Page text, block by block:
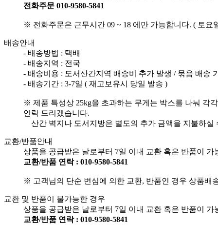
전화주문 010-9580-5841
※ 전화주문은 근무시간 09 ~ 18 에만 가능합니다. ( 토요
배송안내
- 배송방법 : 택배
- 배송지역 : 전국
- 배송비용 : 도서산간지역 배송비 추가 발생 / 묶음 배송
- 배송기간 : 3-7일 ( 재고보유시 당일 발송 )
※ 제품 특성상 25kg을 초과하는 무게는 박스를 나눠 각
연락 드리겠습니다.
산간 벽지나 도서지방은 별도의 추가 금액을 지불하실
교환/반품안내
상품을 공급받은 날로부터 7일 이내 교환 혹은 반품이
교환/반품 연락 : 010-9580-5841
※ 고객님의 단순 변심에 의한 교환, 반품인 경우 상품배
교환 및 반품이 불가능한 경우
상품을 공급받은 날로부터 7일 이내 교환 혹은 반품이
교환/반품 연락 : 010-9580-5841